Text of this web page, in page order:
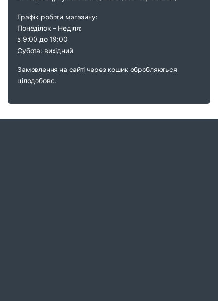
Графік роботи магазину:
Понеділок – Неділя:
з 9:00 до 19:00
Субота: вихідний
Замовлення на сайті через кошик обробляються
цілодобово.